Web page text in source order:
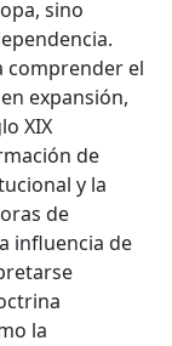
sino
comprender el
expansión,
XIX
de
y la
de
influencia de
la